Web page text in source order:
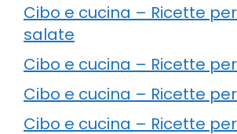
Cibo e cucina – Ricette
salate
Cibo e cucina – Ricette
Cibo e cucina – Ricette
Cibo e cucina – Ricette